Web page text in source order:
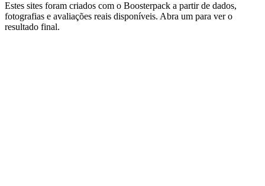
Estes sites foram criados com o Boosterpack a partir de dados,
fotografias e avaliações reais disponíveis. Abra um para ver o
resultado final.